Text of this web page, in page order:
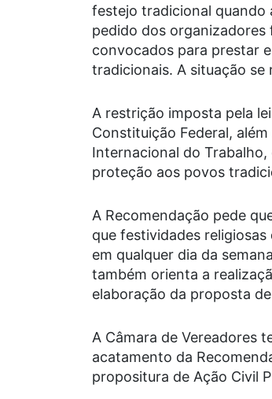
festejo tradicional quando
pedido dos organizadores
convocados para prestar
tradicionais. A situação se
A restrição imposta pela
Constituição Federal,
Internacional do Trabalho,
proteção aos povos
A Recomendação pede
que festividades
em qualquer dia da
também orienta a
elaboração da proposta
A Câmara de Vereadores
acatamento da
propositura de Ação Civil